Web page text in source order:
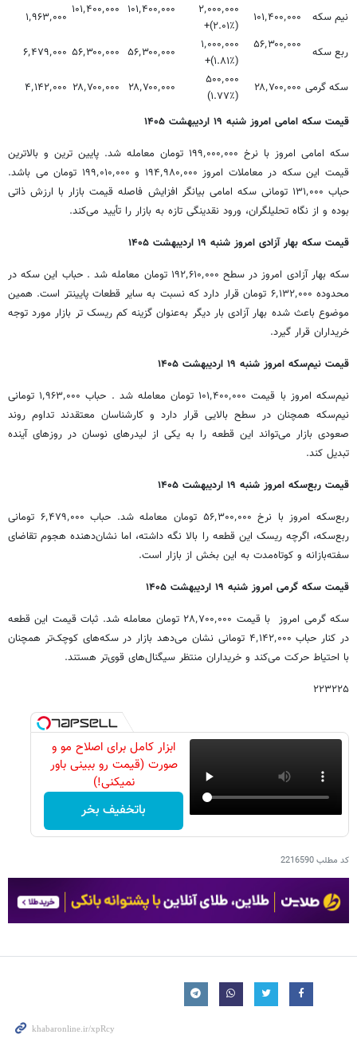
نیم سکه ۱۰۱٬۴۰۰٬۰۰۰
۲٬۰۰۰٬۰۰۰
(۲.۰۱٪)+
۱۰۱٬۴۰۰٬۰۰۰ ۱٬۹۶۳٬۰۰۰
ربع سکه
۱٬۰۰۰٬۰۰۰
(۱.۸۱٪)+
۵۶٬۳۰۰٬۰۰۰ ۵۶٬۳۰۰٬۰۰۰ ۶٬۴۷۹٬۰۰۰
سکه گرمی ۲۸٬۷۰۰٬۰۰۰
۵۰۰٬۰۰۰
(۱.۷۷٪)
۲۸٬۷۰۰٬۰۰۰ ۲۸٬۷۰۰٬۰۰۰ ۴٬۱۴۲٬۰۰۰
قیمت سکه امامی امروز شنبه ۱۹ اردیبهشت ۱۴۰۵
سکه امامی امروز با نرخ ۱۹۹٬۰۰۰٬۰۰۰ تومان معامله شد. پایین ترین و بالاترین
قیمت این سکه در معاملات امروز ۱۹۴٬۹۸۰٬۰۰۰ و ۱۹۹٬۰۱۰٬۰۰۰ تومان می باشد.
حباب ۱۳۱٬۰۰۰ تومانی سکه امامی بیانگر افزایش فاصله قیمت بازار با ارزش ذاتی
بوده و از نگاه تحلیلگران، ورود نقدینگی تازه به بازار را تأیید می‌کند.
قیمت سکه بهار آزادی امروز شنبه ۱۹ اردیبهشت ۱۴۰۵
سکه بهار آزادی امروز در سطح ۱۹۲٬۶۱۰٬۰۰۰ تومان معامله شد . حباب این سکه در
محدوده ۶٬۱۳۲٬۰۰۰ تومان قرار دارد که نسبت به سایر قطعات پایینتر است. همین
موضوع باعث شده بهار آزادی بار دیگر به‌عنوان گزینه کم ریسک تر بازار مورد توجه
خریداران قرار گیرد.
قیمت نیم‌سکه امروز شنبه ۱۹ اردیبهشت ۱۴۰۵
نیم‌سکه امروز با قیمت ۱۰۱٬۴۰۰٬۰۰۰ تومان معامله شد . حباب ۱٬۹۶۳٬۰۰۰ تومانی
نیم‌سکه همچنان در سطح بالایی قرار دارد و کارشناسان معتقدند تداوم روند
صعودی بازار می‌تواند این قطعه را به یکی از لیدرهای نوسان در روزهای آینده
تبدیل کند.
قیمت ربع‌سکه امروز شنبه ۱۹ اردیبهشت ۱۴۰۵
ربع‌سکه امروز با نرخ ۵۶٬۳۰۰٬۰۰۰ تومان معامله شد. حباب ۶٬۴۷۹٬۰۰۰ تومانی
ربع‌سکه، اگرچه ریسک این قطعه را بالا نگه داشته، اما نشان‌دهنده هجوم تقاضای
سفته‌بازانه و کوتاه‌مدت به این بخش از بازار است.
قیمت سکه گرمی امروز شنبه ۱۹ اردیبهشت ۱۴۰۵
سکه گرمی امروز با قیمت ۲۸٬۷۰۰٬۰۰۰ تومان معامله شد. ثبات قیمت این قطعه
در کنار حباب ۴٬۱۴۲٬۰۰۰ تومانی نشان می‌دهد بازار در سکه‌های کوچک‌تر همچنان
با احتیاط حرکت می‌کند و خریداران منتظر سیگنال‌های قوی‌تر هستند.
۲۲۳۲۲۵
ابزار کامل برای اصلاح مو و
صورت (قیمت رو ببینی باور
نمیکنی!)
باتخفیف بخر
کد مطلب2216590